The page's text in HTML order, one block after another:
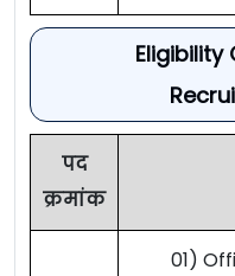
Eligibility
पद
क्रमांक
01)